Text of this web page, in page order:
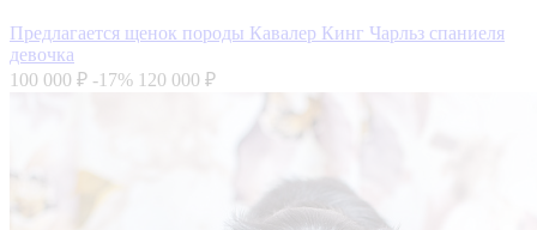
Предлагается щенок породы Кавалер Кинг Чарльз спаниеля
девочка
100 000 ₽ -17% 120 000 ₽